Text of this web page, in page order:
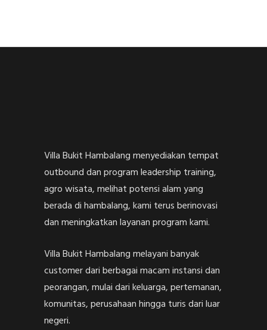
Villa Bukit Hambalang menyediakan tempat
outbound dan program leadership training,
agro wisata, melihat potensi alam yang
berada di hambalang, kami terus berinovasi
dan meningkatkan layanan program kami.
Villa Bukit Hambalang melayani banyak
customer dari berbagai macam instansi dan
peorangan, mulai dari keluarga, pertemanan,
komunitas, perusahaan hingga turis dari luar
negeri.